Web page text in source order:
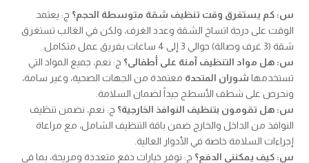
س: كم يستغرق وقت تنظيف شقة متوسطة الحجم؟ ج: يعتمد
الوقت على درجة اتساخ الشقة وعدد الغرف، ولكن في الغالب تستغرق
شقة (3 غرف وصالة) حوالي 3 إلى 4 ساعات بفريق عمل متكامل.
س: هل مواد التنظيف آمنة على أطفالى؟ ج: نعم، جميع المواد التي
تستخدمها شوران المتحدة معتمدة من الجهات الصحية، وغير سامة،
ونحرص على شطف الأسطح جيداً لضمان السلامة.
س: هل تقومون بتنظيف النوافذ الخارجية؟ ج: نعم، نضمن تنظيف
النوافذ من الداخل والخارج ضمن باقة التنظيف الشامل، مع مراعاة
إجراءات السلامة خاصة في الأدوار العالية.
س: كيف يمكنني الدفع؟ ج: نوفر خيارات دفع متعددة ومريحة، بما في